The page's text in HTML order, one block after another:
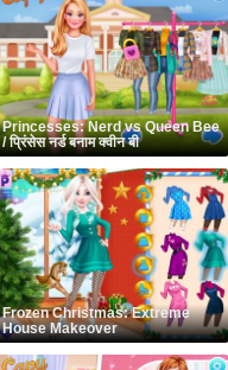
Princesses: Nerd vs Queen Bee
/ प्रिंसेस नर्ड बनाम क्वीन बी
Frozen Christmas: Extreme
House Makeover